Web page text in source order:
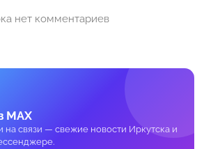
нет комментариев
MAX
на связи — свежие новости Иркутска и